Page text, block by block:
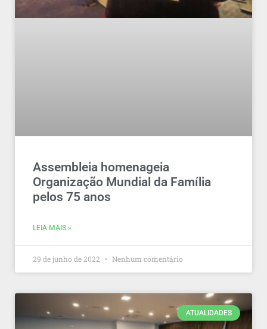
Assembleia homenageia
Organização Mundial da Família
pelos 75 anos
LEIA MAIS »
29 de junho de 2022 Nenhum comentário
ATUALIDADES